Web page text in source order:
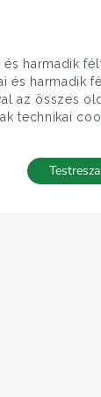
harmadik
és harmadik
az összes
technikai